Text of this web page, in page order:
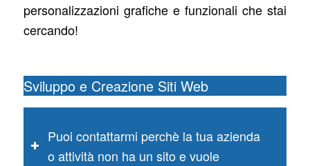
personalizzazioni grafiche e funzionali che stai
cercando!
Sviluppo e Creazione Siti Web
Puoi contattarmi perchè la tua azienda
o attività non ha un sito e vuole